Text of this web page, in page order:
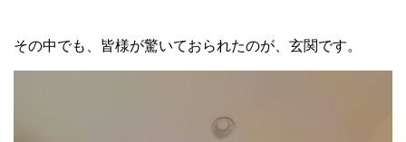
その中でも、皆様が驚いておられたのが、玄関です。